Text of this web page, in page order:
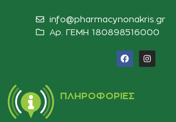
info@pharmacynonakris.gr
Αρ. ΓΕΜΗ 180898516000‬
ΠΛΗΡΟΦΟΡΊΕΣ